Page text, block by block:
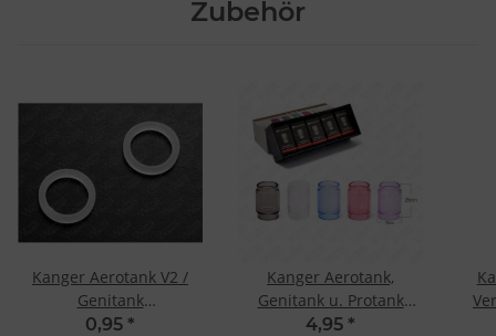
Zubehör
Kanger Aerotank V2 /
Genitank
Ersatzdichtungen
0,95 *
Kanger Aerotank,
Genitank u. Protank
Ersatzglas
4,95 *